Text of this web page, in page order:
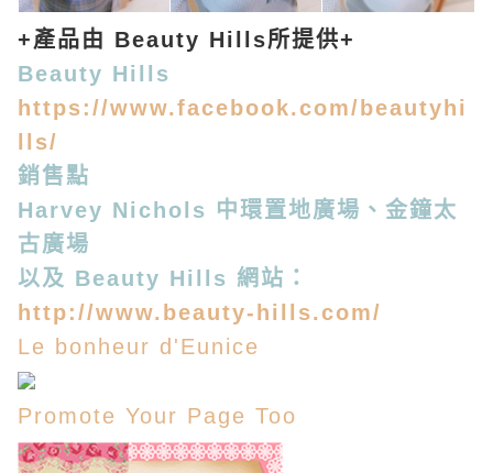
+產品由 Beauty Hills所提供+
Beauty Hills
https://www.facebook.com/beautyhi
lls/
銷售點
Harvey Nichols 中環置地廣場、金鐘太
古廣場
以及 Beauty Hills 網站：
http://www.beauty-hills.com/
Le bonheur d'Eunice
Promote Your Page Too